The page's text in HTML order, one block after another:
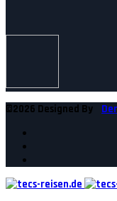
©2026 Designed By